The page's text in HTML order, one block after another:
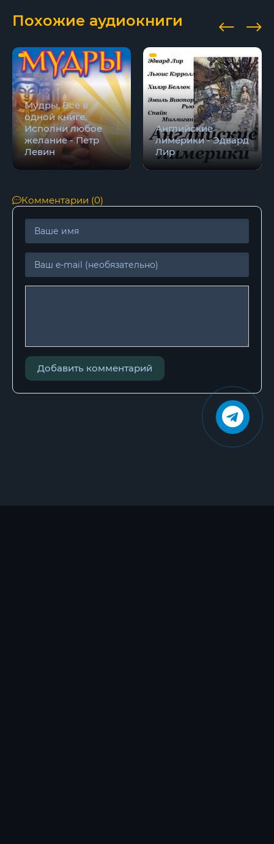
Похожие аудиокниги
Мудры. Все в
одной книге.
Исполни любое
желание - Петр
Левин
Английские
лимерики - Эдвард
Лир
Комментарии (0)
Добавить комментарий